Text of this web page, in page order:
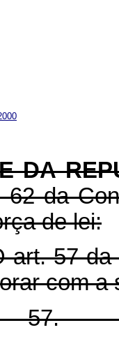
DA
da
de lei:
da Lei
com a